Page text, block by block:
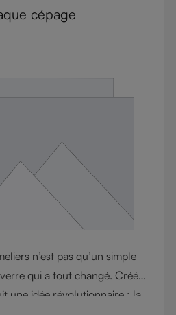
Anniversary Book,
passion that continue to
cépage
n’est pas qu’un simple
qui a tout changé. Créée
une idée révolutionnaire : la